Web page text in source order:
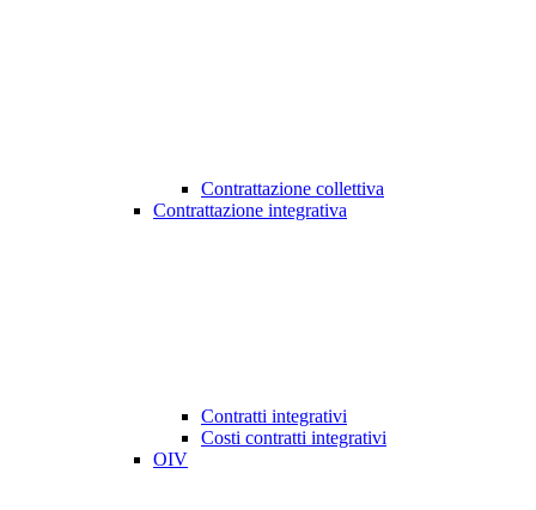
Contrattazione collettiva
Contrattazione integrativa
Contratti integrativi
Costi contratti integrativi
OIV